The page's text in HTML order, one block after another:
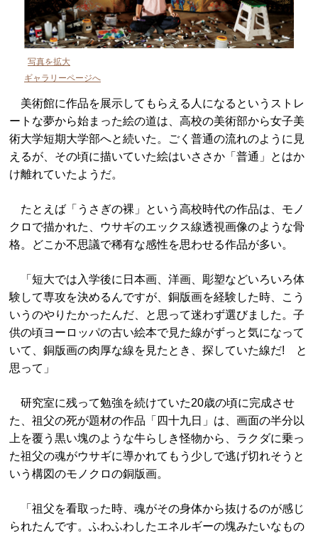
写真を拡大
ギャラリーページへ
美術館に作品を展示してもらえる人になるというストレ
ートな夢から始まった絵の道は、高校の美術部から女子美
術大学短期大学部へと続いた。ごく普通の流れのように見
えるが、その頃に描いていた絵はいささか「普通」とはか
け離れていたようだ。
たとえば「うさぎの裸」という高校時代の作品は、モノ
クロで描かれた、ウサギのエックス線透視画像のような骨
格。どこか不思議で稀有な感性を思わせる作品が多い。
「短大では入学後に日本画、洋画、彫塑などいろいろ体
験して専攻を決めるんですが、銅版画を経験した時、こう
いうのやりたかったんだ、と思って迷わず選びました。子
供の頃ヨーロッパの古い絵本で見た線がずっと気になって
いて、銅版画の肉厚な線を見たとき、探していた線だ! と
思って」
研究室に残って勉強を続けていた20歳の頃に完成させ
た、祖父の死が題材の作品「四十九日」は、画面の半分以
上を覆う黒い塊のような牛らしき怪物から、ラクダに乗っ
た祖父の魂がウサギに導かれてもう少しで逃げ切れそうと
いう構図のモノクロの銅版画。
「祖父を看取った時、魂がその身体から抜けるのが感じ
られたんです。ふわふわしたエネルギーの塊みたいなもの